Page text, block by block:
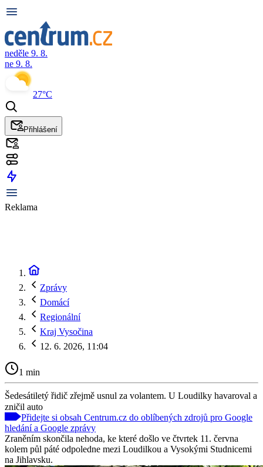
neděle 9. 8.
ne 9. 8.
27°C
Přihlášení
Reklama
Zprávy
Domácí
Regionální
Kraj Vysočina
12. 6. 2026, 11:04
1 min
Šedesátiletý řidič zřejmě usnul za volantem. U Loudilky havaroval a
zničil auto
Přidejte si obsah Centrum.cz do oblíbených zdrojů pro Google
hledání a Google zprávy
Zraněním skončila nehoda, ke které došlo ve čtvrtek 11. června
kolem půl páté odpoledne mezi Loudilkou a Vysokými Studnicemi
na Jihlavsku.